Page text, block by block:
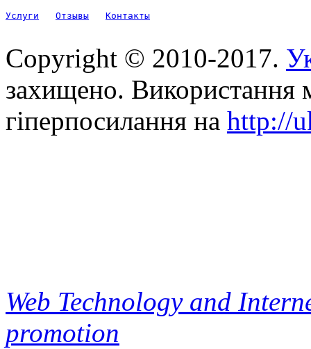
Услуги Отзывы Контакты
Copyright © 2010-2017.
захищено. Використання
гіперпосилання на http://
Web Technology and
promotion